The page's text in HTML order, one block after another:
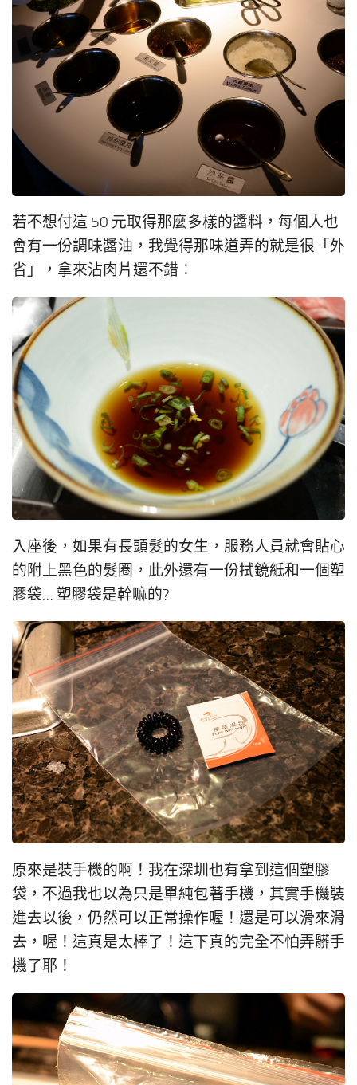
若不想付這 50 元取得那麼多樣的醬料，每個人也
會有一份調味醬油，我覺得那味道弄的就是很「外
省」，拿來沾肉片還不錯：
入座後，如果有長頭髮的女生，服務人員就會貼心
的附上黑色的髮圈，此外還有一份拭鏡紙和一個塑
膠袋… 塑膠袋是幹嘛的?
原來是裝手機的啊！我在深圳也有拿到這個塑膠
袋，不過我也以為只是單純包著手機，其實手機裝
進去以後，仍然可以正常操作喔！還是可以滑來滑
去，喔！這真是太棒了！這下真的完全不怕弄髒手
機了耶！